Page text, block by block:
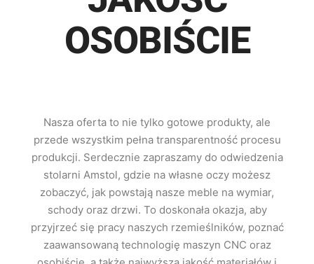
OSOBIŚCIE
Nasza oferta to nie tylko gotowe produkty, ale
przede wszystkim pełna transparentność procesu
produkcji. Serdecznie zapraszamy do odwiedzenia
stolarni Amstol, gdzie na własne oczy możesz
zobaczyć, jak powstają nasze meble na wymiar,
schody oraz drzwi. To doskonała okazja, aby
przyjrzeć się pracy naszych rzemieślników, poznać
zaawansowaną technologię maszyn CNC oraz